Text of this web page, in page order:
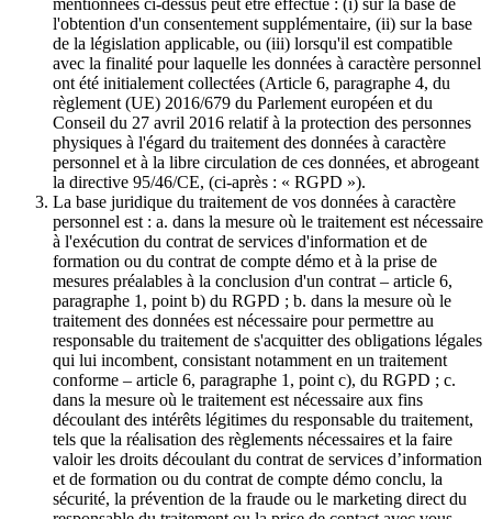
mentionnées ci-dessus peut être effectué : (i) sur la base de
l'obtention d'un consentement supplémentaire, (ii) sur la base
de la législation applicable, ou (iii) lorsqu'il est compatible
avec la finalité pour laquelle les données à caractère personnel
ont été initialement collectées (Article 6, paragraphe 4, du
règlement (UE) 2016/679 du Parlement européen et du
Conseil du 27 avril 2016 relatif à la protection des personnes
physiques à l'égard du traitement des données à caractère
personnel et à la libre circulation de ces données, et abrogeant
la directive 95/46/CE, (ci-après : « RGPD »).
La base juridique du traitement de vos données à caractère
personnel est : a. dans la mesure où le traitement est nécessaire
à l'exécution du contrat de services d'information et de
formation ou du contrat de compte démo et à la prise de
mesures préalables à la conclusion d'un contrat – article 6,
paragraphe 1, point b) du RGPD ; b. dans la mesure où le
traitement des données est nécessaire pour permettre au
responsable du traitement de s'acquitter des obligations légales
qui lui incombent, consistant notamment en un traitement
conforme – article 6, paragraphe 1, point c), du RGPD ; c.
dans la mesure où le traitement est nécessaire aux fins
découlant des intérêts légitimes du responsable du traitement,
tels que la réalisation des règlements nécessaires et la faire
valoir les droits découlant du contrat de services d’information
et de formation ou du contrat de compte démo conclu, la
sécurité, la prévention de la fraude ou le marketing direct du